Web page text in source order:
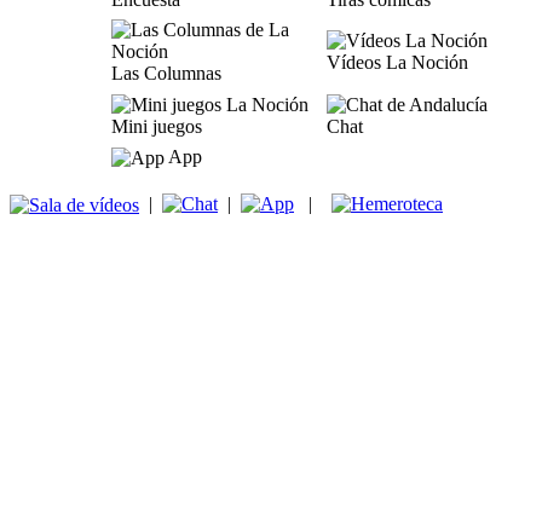
Las Columnas
Vídeos La Noción
Mini juegos
Chat
App
| | |